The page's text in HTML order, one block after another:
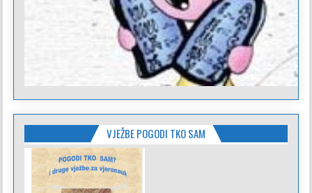
VJEŽBE POGODI TKO SAM